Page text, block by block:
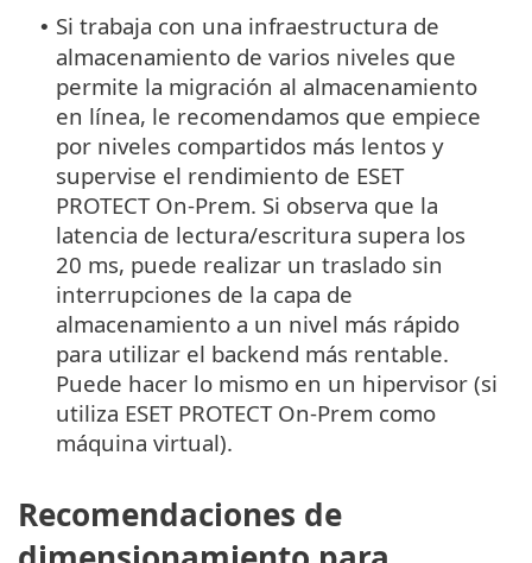
• Si trabaja con una infraestructura de
almacenamiento de varios niveles que
permite la migración al almacenamiento
en línea, le recomendamos que empiece
por niveles compartidos más lentos y
supervise el rendimiento de ESET
PROTECT On-Prem. Si observa que la
latencia de lectura/escritura supera los
20 ms, puede realizar un traslado sin
interrupciones de la capa de
almacenamiento a un nivel más rápido
para utilizar el backend más rentable.
Puede hacer lo mismo en un hipervisor (si
utiliza ESET PROTECT On-Prem como
máquina virtual).
Recomendaciones de